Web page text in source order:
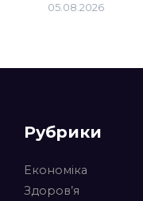
05.08.2026
Рубрики
Економіка
Здоров’я